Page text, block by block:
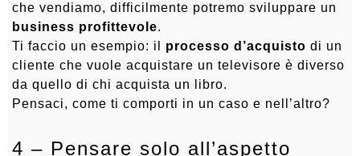
che vendiamo, difficilmente potremo sviluppare un
business profittevole.
Ti faccio un esempio: il processo d’acquisto di un
cliente che vuole acquistare un televisore è diverso
da quello di chi acquista un libro.
Pensaci, come ti comporti in un caso e nell’altro?
4 – Pensare solo all’aspetto